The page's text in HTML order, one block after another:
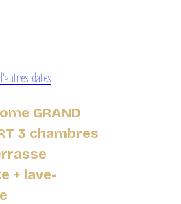
dates
GRAND
3 chambres
+ lave-